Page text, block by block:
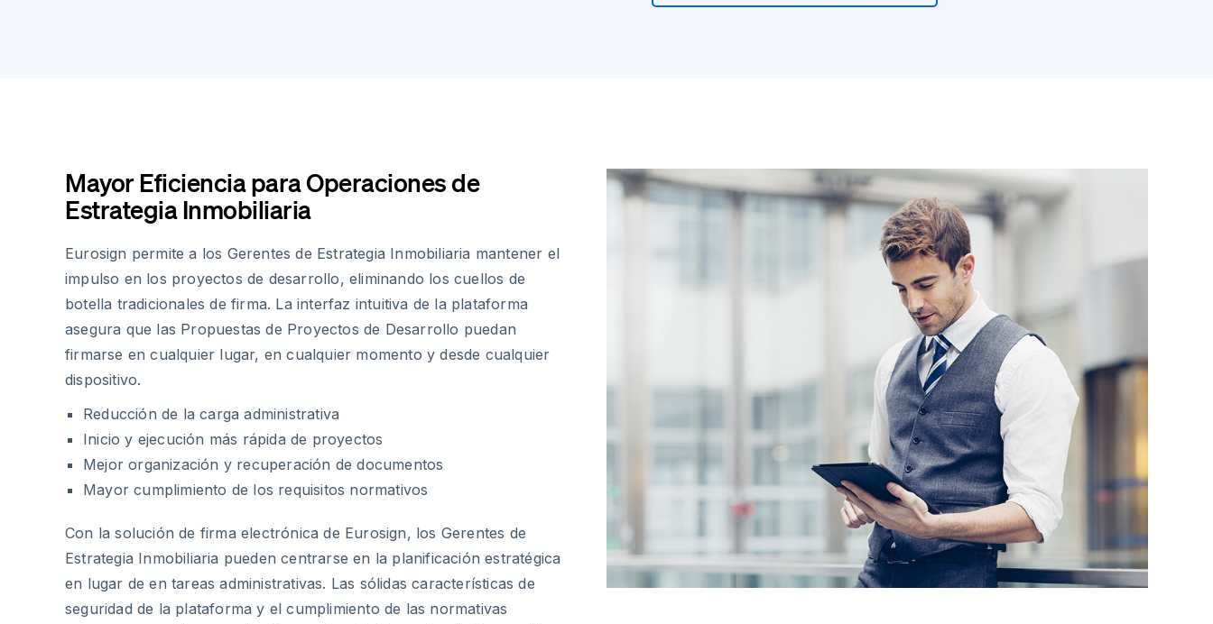
Mayor Eficiencia para Operaciones de
Estrategia Inmobiliaria
Eurosign permite a los Gerentes de Estrategia Inmobiliaria mantener el
impulso en los proyectos de desarrollo, eliminando los cuellos de
botella tradicionales de firma. La interfaz intuitiva de la plataforma
asegura que las Propuestas de Proyectos de Desarrollo puedan
firmarse en cualquier lugar, en cualquier momento y desde cualquier
dispositivo.
Reducción de la carga administrativa
Inicio y ejecución más rápida de proyectos
Mejor organización y recuperación de documentos
Mayor cumplimiento de los requisitos normativos
Con la solución de firma electrónica de Eurosign, los Gerentes de
Estrategia Inmobiliaria pueden centrarse en la planificación estratégica
en lugar de en tareas administrativas. Las sólidas características de
seguridad de la plataforma y el cumplimiento de las normativas